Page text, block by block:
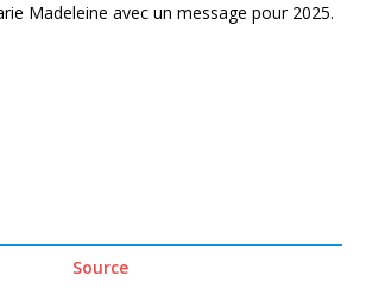
Madeleine avec un message pour 2025.
Source